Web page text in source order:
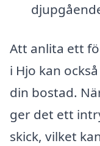
Att anlita ett
i Hjo kan
din bostad.
ger det ett
skick, vilket